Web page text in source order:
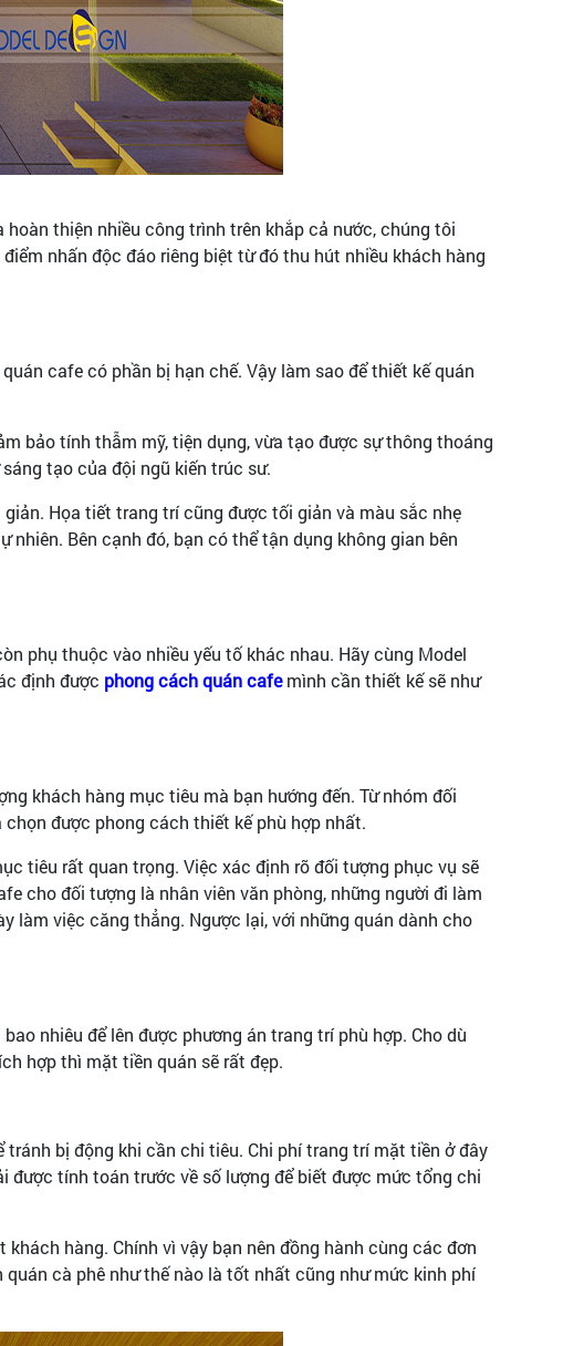
thiện nhiều công trình trên khắp cả nước, chúng tôi
điểm nhấn độc đáo riêng biệt từ đó thu hút nhiều khách hàng
cafe có phần bị hạn chế. Vậy làm sao để thiết kế quán
bảo tính thẫm mỹ, tiện dụng, vừa tạo được sự thông thoáng
tạo của đội ngũ kiến trúc sư.
Họa tiết trang trí cũng được tối giản và màu sắc nhẹ
Bên cạnh đó, bạn có thể tận dụng không gian bên
phụ thuộc vào nhiều yếu tố khác nhau. Hãy cùng Model
định được phong cách quán cafemình cần thiết kế sẽ như
khách hàng mục tiêu mà bạn hướng đến. Từ nhóm đối
được phong cách thiết kế phù hợp nhất.
tiêu rất quan trọng. Việc xác định rõ đối tượng phục vụ sẽ
cho đối tượng là nhân viên văn phòng, những người đi làm
làm việc căng thẳng. Ngược lại, với những quán dành cho
nhiêu để lên được phương án trang trí phù hợp. Cho dù
hợp thì mặt tiền quán sẽ rất đẹp.
bị động khi cần chi tiêu. Chi phí trang trí mặt tiền ở đây
được tính toán trước về số lượng để biết được mức tổng chi
hàng. Chính vì vậy bạn nên đồng hành cùng các đơn
cà phê như thế nào là tốt nhất cũng như mức kinh phí